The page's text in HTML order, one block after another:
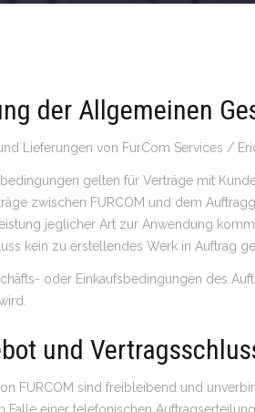
der Allgemeinen
Lieferungen von FurCom Services /
gelten für Verträge mit
zwischen FURCOM und dem
jeglicher Art zur Anwendung
kein zu erstellendes Werk in Auftrag
oder Einkaufsbedingungen des
und
FURCOM sind freibleibend und